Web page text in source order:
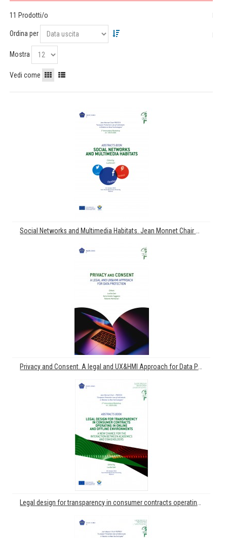
11 Prodotti/o
Ordina per
Mostra
Vedi come